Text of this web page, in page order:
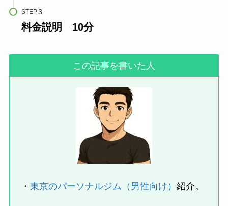
STEP
料金説明 10分
この記事を書いた人
・東京のパーソナルジム（男性向け）紹介。